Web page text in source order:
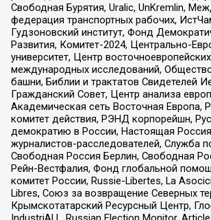
Свободная Бурятия, Uralic, UnKremlin,
федерация транспортных рабочих,
Гудзоновский институт, Фонд
Развития, Комитет-2024, Центрально-
университет, Центр
международных исследований,
башни, Библии и трактатов Свидетелей
Гражданский Совет, Центр анализа
Академическая сеть Восточная Европа,
комитет действия, РЭНД корпорейшн,
демократию в России, Настоящая
журналистов-расследователей, Служба
Свободная Россия Берлин, Свободная
Рейн-Вестфалия, Фонд глобальной
комитет России, Russie-Libertes, La
Libres, Союз за возвращение Северных
Крымскотатарский Ресурсный Центр,